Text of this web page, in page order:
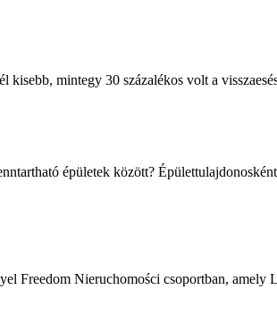
kisebb, mintegy 30 százalékos volt a
épületek között?
Freedom Nieruchomości csoportban, amely